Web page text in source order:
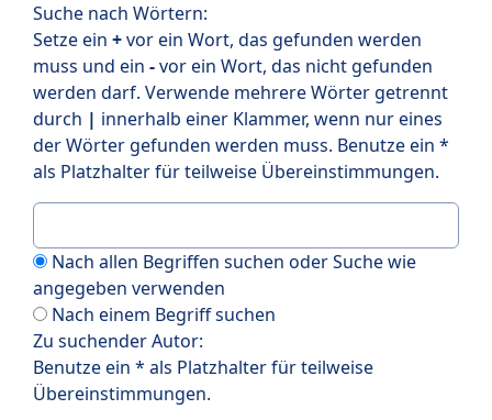
Suche nach Wörtern:
Setze ein +vor ein Wort, das gefunden werden
muss und ein -vor ein Wort, das nicht gefunden
werden darf. Verwende mehrere Wörter getrennt
durch | innerhalb einer Klammer, wenn nur eines
der Wörter gefunden werden muss. Benutze ein *
als Platzhalter für teilweise Übereinstimmungen.
Nach allen Begriffen suchen oder Suche wie
angegeben verwenden
Nach einem Begriff suchen
Zu suchender Autor:
Benutze ein * als Platzhalter für teilweise
Übereinstimmungen.